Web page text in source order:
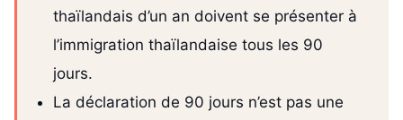
thaïlandais d’un an doivent se présenter à
l’immigration thaïlandaise tous les 90
jours.
La déclaration de 90 jours n’est pas une